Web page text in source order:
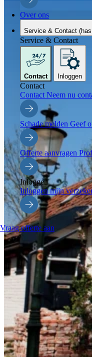
Over ons
Service & Contact
Service & Contact
Contact Inloggen
Contact
Contact Neem nu
Schade melden Geef
Offerte aanvragen
Inloggen
Inloggen mijn
Vraag offerte aan